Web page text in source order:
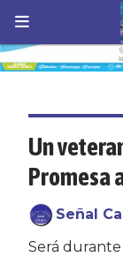
Un
Promesa
Será
Señal